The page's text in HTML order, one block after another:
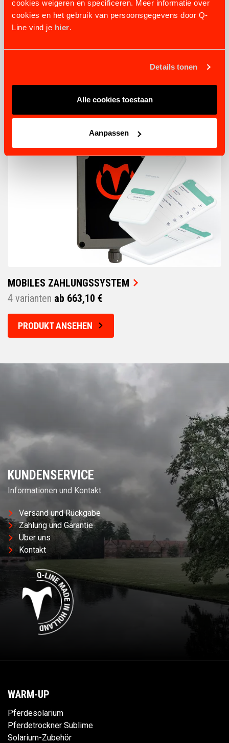
cookies weigeren en specificeren. Meer informatie over
cookies en het gebruik van persoonsgegevens door Q-
Line vind je hier.
Details tonen
Alle cookies toestaan
Aanpassen
PRODUKT ANSEHEN
MOBILES ZAHLUNGSSYSTEM
4 varianten ab 663,10 €
PRODUKT ANSEHEN
KUNDENSERVICE
Informationen und Kontakt.
Versand und Rückgabe
Zahlung und Garantie
Über uns
Kontakt
WARM-UP
Pferdesolarium
Pferdetrockner Sublime
Solarium-Zubehör